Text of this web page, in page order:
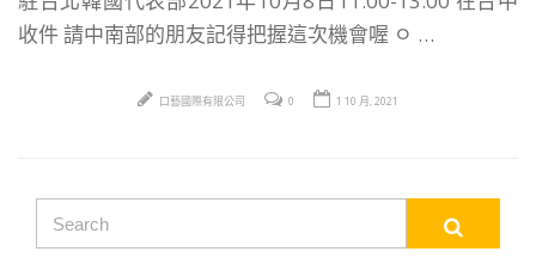
收件 請中南部的朋友記得把握這次機會喔 ㅇ …
口藝國際有限公司 0 1 10 月, 2021